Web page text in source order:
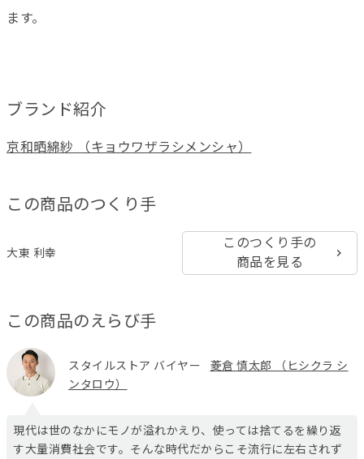
ます。
ブランド紹介
京和晒綿紗 （キョウワザラシメンシャ）
この商品のつくり手
大東 利幸
このつくり手の
商品を見る
この商品のえらび手
スタイルストア バイヤー
菱倉 慎太郎 （ヒシクラ シ
ンタロウ）
現代は世のなかにモノが溢れかえり、使っては捨てるを繰り返
す大量消費社会です。そんな時代だからこそ流行に左右されず